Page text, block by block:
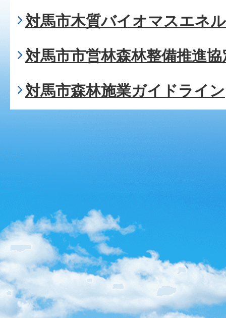
対馬市木質バイオマスエネ
対馬市市営林森林整備推進協
対馬市森林施業ガイドライン